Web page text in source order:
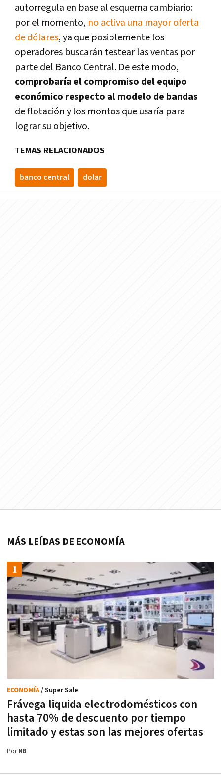
autorregula en base al esquema cambiario:
por el momento, no activa una mayor oferta
de dólares, ya que posiblemente los
operadores buscarán testear las ventas por
parte del Banco Central. De este modo,
comprobaría el compromiso del equipo
económico respecto al modelo de bandas
de flotación y los montos que usaría para
lograr su objetivo.
TEMAS RELACIONADOS
banco central dolar
MÁS LEÍDAS DE ECONOMÍA
Frávega liquida electrodomésticos con
hasta 70% de descuento por tiempo
limitado y estas son las mejores ofertas
ECONOMÍA/ Super Sale
PorNB